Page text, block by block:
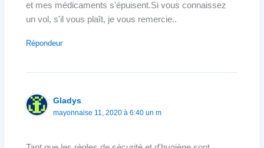
et mes médicaments s'épuisent.Si vous connaissez
un vol, s'il vous plaît, je vous remercie..
Répondeur
Gladys
mayonnaise 11, 2020 à 6:40 un m